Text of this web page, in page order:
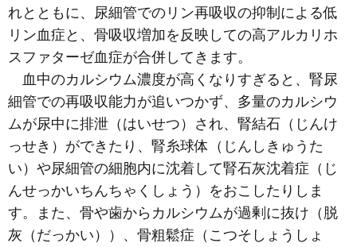
れとともに、尿細管でのリン再吸収の抑制による低
リン血症と、骨吸収増加を反映しての高アルカリホ
スファターゼ血症が合併してきます。
血中のカルシウム濃度が高くなりすぎると、腎尿
細管での再吸収能力が追いつかず、多量のカルシウ
ムが尿中に排泄（はいせつ）され、腎結石（じんけ
っせき）ができたり、腎糸球体（じんしきゅうた
い）や尿細管の細胞内に沈着して腎石灰沈着症（じ
んせっかいちんちゃくしょう）をおこしたりしま
す。また、骨や歯からカルシウムが過剰に抜け（脱
灰（だっかい））、骨粗鬆症（こつそしょうしょ